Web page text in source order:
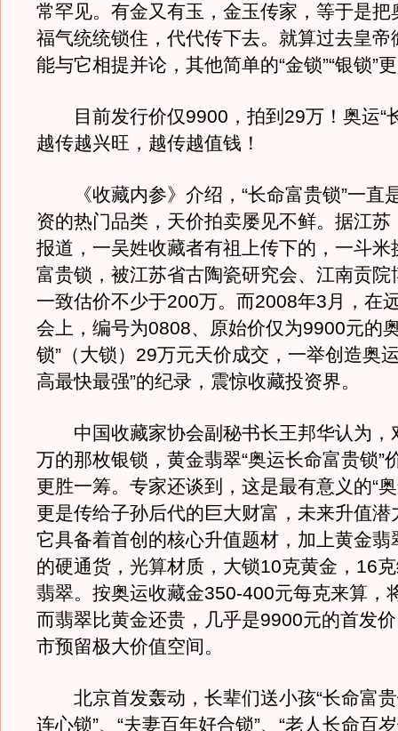
常罕见。有金又有玉，金玉传家，等于是把
福气统统锁住，代代传下去。就算过去皇帝
能与它相提并论，其他简单的“金锁”“银锁”
目前发行价仅9900，拍到29万！奥运“
越传越兴旺，越传越值钱！
《收藏内参》介绍，“长命富贵锁”一直
资的热门品类，天价拍卖屡见不鲜。据江苏
报道，一吴姓收藏者有祖上传下的，一斗米
富贵锁，被江苏省古陶瓷研究会、江南贡院
一致估价不少于200万。而2008年3月，在
会上，编号为0808、原始价仅为9900元的
锁”（大锁）29万元天价成交，一举创造奥
高最快最强”的纪录，震惊收藏投资界。
中国收藏家协会副秘书长王邦华认为，
万的那枚银锁，黄金翡翠“奥运长命富贵锁”
更胜一筹。专家还谈到，这是最有意义的“
更是传给子孙后代的巨大财富，未来升值潜
它具备着首创的核心升值题材，加上黄金翡
的硬通货，光算材质，大锁10克黄金，16
翡翠。按奥运收藏金350-400元每克来算，
而翡翠比黄金还贵，几乎是9900元的首发
市预留极大价值空间。
北京首发轰动，长辈们送小孩“长命富贵
连心锁”、“夫妻百年好合锁”、“老人长命百